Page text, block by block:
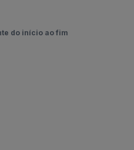
do início ao fim